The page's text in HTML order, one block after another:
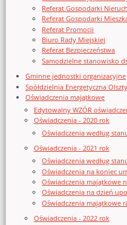
Referat Gospodarki
Referat Gospodarki
Referat Promocji
Biuro Rady Miejskiej
Referat Bezpieczeństwa
Samodzielne stanowisko
Gminne jednostki organizacyjne
Spółdzielnia Energetyczna
Oświadczenia majątkowe
Edytowalny WZÓR
Oświadczenia - 2020 rok
Oświadczenia według
Oświadczenia - 2021 rok
Oświadczenia według
Oświadczenia na koniec
Oświadczenia majątkowe
Oświadczenia na dzień
Oświadczenia majątkowe
Oświadczenia - 2022 rok